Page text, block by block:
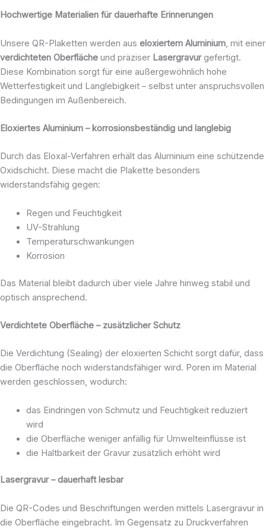
Hochwertige Materialien für dauerhafte Erinnerungen
Unsere QR-Plaketten werden aus eloxiertem Aluminium, mit einer
verdichteten Oberfläche und präziser Lasergravurgefertigt.
Diese Kombination sorgt für eine außergewöhnlich hohe
Wetterfestigkeit und Langlebigkeit – selbst unter anspruchsvollen
Bedingungen im Außenbereich.
Eloxiertes Aluminium – korrosionsbeständig und langlebig
Durch das Eloxal-Verfahren erhält das Aluminium eine schützende
Oxidschicht. Diese macht die Plakette besonders
widerstandsfähig gegen:
Regen und Feuchtigkeit
UV-Strahlung
Temperaturschwankungen
Korrosion
Das Material bleibt dadurch über viele Jahre hinweg stabil und
optisch ansprechend.
Verdichtete Oberfläche – zusätzlicher Schutz
Die Verdichtung (Sealing) der eloxierten Schicht sorgt dafür, dass
die Oberfläche noch widerstandsfähiger wird. Poren im Material
werden geschlossen, wodurch:
das Eindringen von Schmutz und Feuchtigkeit reduziert
wird
die Oberfläche weniger anfällig für Umwelteinflüsse ist
die Haltbarkeit der Gravur zusätzlich erhöht wird
Lasergravur – dauerhaft lesbar
Die QR-Codes und Beschriftungen werden mittels Lasergravur in
die Oberfläche eingebracht. Im Gegensatz zu Druckverfahren